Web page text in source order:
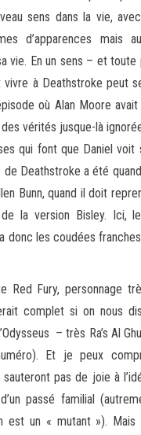
sens dans la vie,
d’apparences mais
vie. En un sens – et
à Deathstroke peut
où Alan Moore
vérités jusque-là
qui font que Daniel voit
Deathstroke a été
Bunn, quand il doit
la version Bisley. Ici,
donc les coudées
Red Fury, personnage
complet si on nous
– très Ra’s Al
Et je peux
pas de joie à
passé familial
est un « mutant »).